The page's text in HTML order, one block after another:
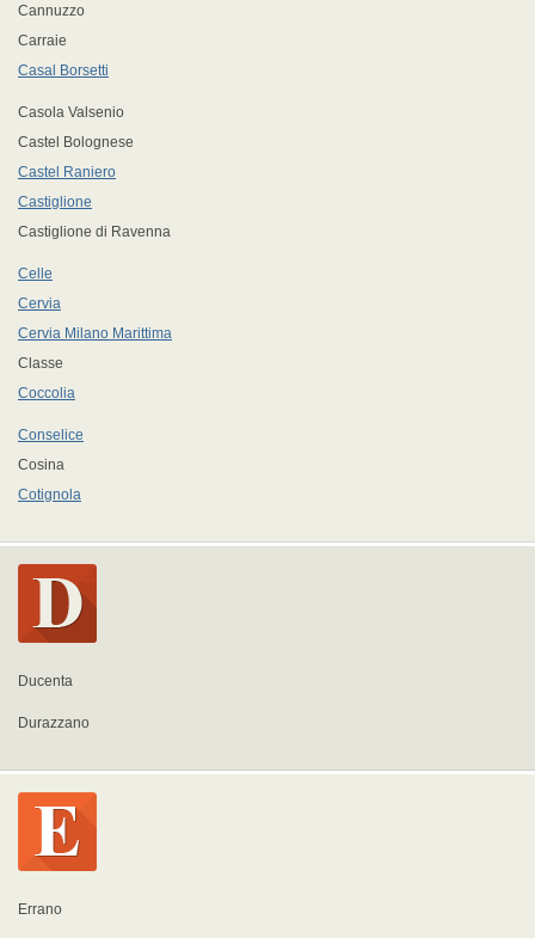
Cannuzzo
Carraie
Casal Borsetti
Casola Valsenio
Castel Bolognese
Castel Raniero
Castiglione
Castiglione di Ravenna
Celle
Cervia
Cervia Milano Marittima
Classe
Coccolia
Conselice
Cosina
Cotignola
Ducenta
Durazzano
Errano